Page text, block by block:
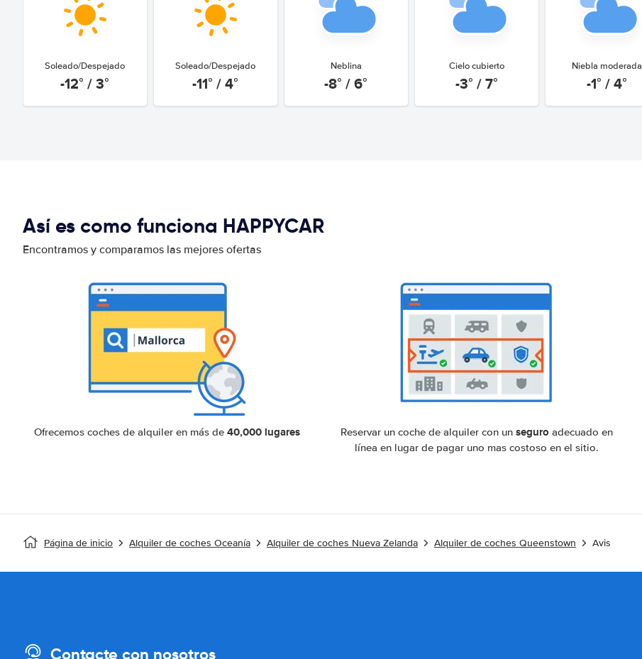
Soleado/Despejado
-12° / 3°
Soleado/Despejado
-11° / 4°
Neblina
-8° / 6°
Cielo cubierto
-3° / 7°
Niebla moderada
-1° / 4°
Así es como funciona HAPPYCAR
Encontramos y comparamos las mejores ofertas
Ofrecemos coches de alquiler en más de 40,000 lugares Reservar un coche de alquiler con un seguro adecuado en
línea en lugar de pagar uno mas costoso en el sitio.
Página de inicio Alquiler de coches Oceanía Alquiler de coches Nueva Zelanda Alquiler de coches Queenstown Avis
Contacte con nosotros